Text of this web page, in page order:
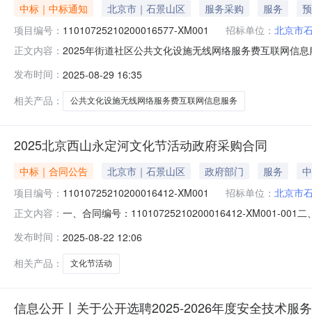
中标｜中标通知 北京市｜石景山区 服务采购 服务
项目编号： 11010725210200016577-XM001 招标单位： 北京市
正文内容： 2025年街道社区公共文化设施无线网络服务费互联网信
电信数智科技有限公司中标成交供应商地址：北京市朝
息中电
发布时间： 2025-08-29 16:35
相关产品：
公共文化设施无线网络服务费互联网信息服务
2025北京西山永定河文化节活动政府采购合同
中标｜合同公告 北京市｜石景山区 政府部门 服务
项目编号： 11010725210200016412-XM001 招标单位： 北京市
正文内容： 一、合同编号：11010725210200016412-XM001-001
限责任公司地址：详见合同附件联系方式：详见合同附
发布时间： 2025-08-22 12:06
相关产品：
文化节活动
信息公开丨关于公开选聘2025-2026年度安全技术服